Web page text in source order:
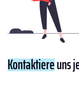
Kontaktiereuns